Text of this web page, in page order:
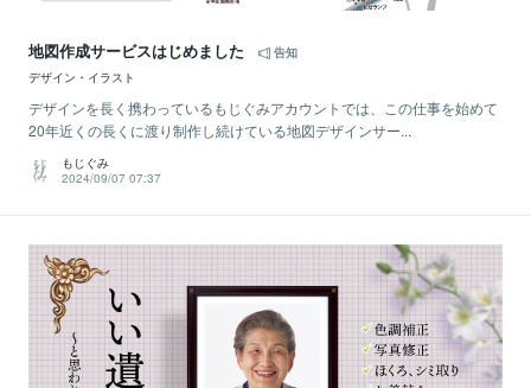
地図作成サービスはじめました
告知
デザイン・イラスト
デザインを長く携わっているもじぐみアカウントでは、この仕事を始めて
20年近くの長くに渡り制作し続けている地図デザインサー...
もじぐみ
2024/09/07 07:37